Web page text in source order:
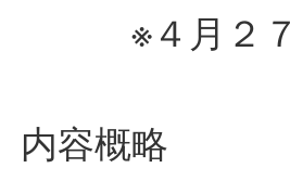
※４月２７
内容概略